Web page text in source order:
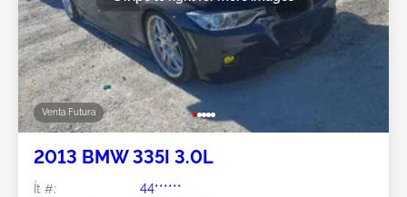
Venta Futura
2013 BMW 335I 3.0L
Ít #:
44******